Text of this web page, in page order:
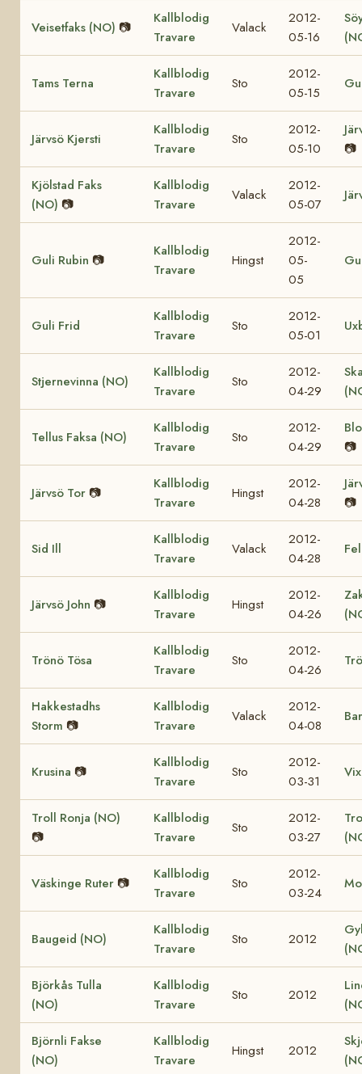
Veisetfaks (NO) 📷
Kallblodig
Travare
Valack
2012-
05-16
Tams Terna
Kallblodig
Travare
Sto
2012-
05-15
Järvsö Kjersti
Kallblodig
Travare
Sto
2012-
05-10
📷
Kjölstad Faks
(NO) 📷
Kallblodig
Travare
Valack
2012-
05-07
Guli Rubin 📷
Kallblodig
Travare
Hingst
2012-
05-
05
Guli Frid
Kallblodig
Travare
Sto
2012-
05-01
Stjernevinna (NO)
Kallblodig
Travare
Sto
2012-
04-29
Tellus Faksa (NO)
Kallblodig
Travare
Sto
2012-
04-29
📷
Järvsö Tor 📷
Kallblodig
Travare
Hingst
2012-
04-28
📷
Sid Ill
Kallblodig
Travare
Valack
2012-
04-28
Järvsö John 📷
Kallblodig
Travare
Hingst
2012-
04-26
Trönö Tösa
Kallblodig
Travare
Sto
2012-
04-26
Hakkestadhs
Storm 📷
Kallblodig
Travare
Valack
2012-
04-08
Krusina 📷
Kallblodig
Travare
Sto
2012-
03-31
Troll Ronja (NO)
📷
Kallblodig
Travare
Sto
2012-
03-27
Väskinge Ruter 📷
Kallblodig
Travare
Sto
2012-
03-24
Baugeid (NO)
Kallblodig
Travare
Sto 2012
Björkås Tulla
(NO)
Kallblodig
Travare
Sto 2012
Björnli Fakse
(NO)
Kallblodig
Travare
Hingst 2012